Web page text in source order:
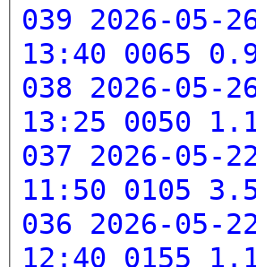
039 2026-05-
13:40 0065
038 2026-05-
13:25 0050
037 2026-05-
11:50 0105
036 2026-05-
12:40 0155